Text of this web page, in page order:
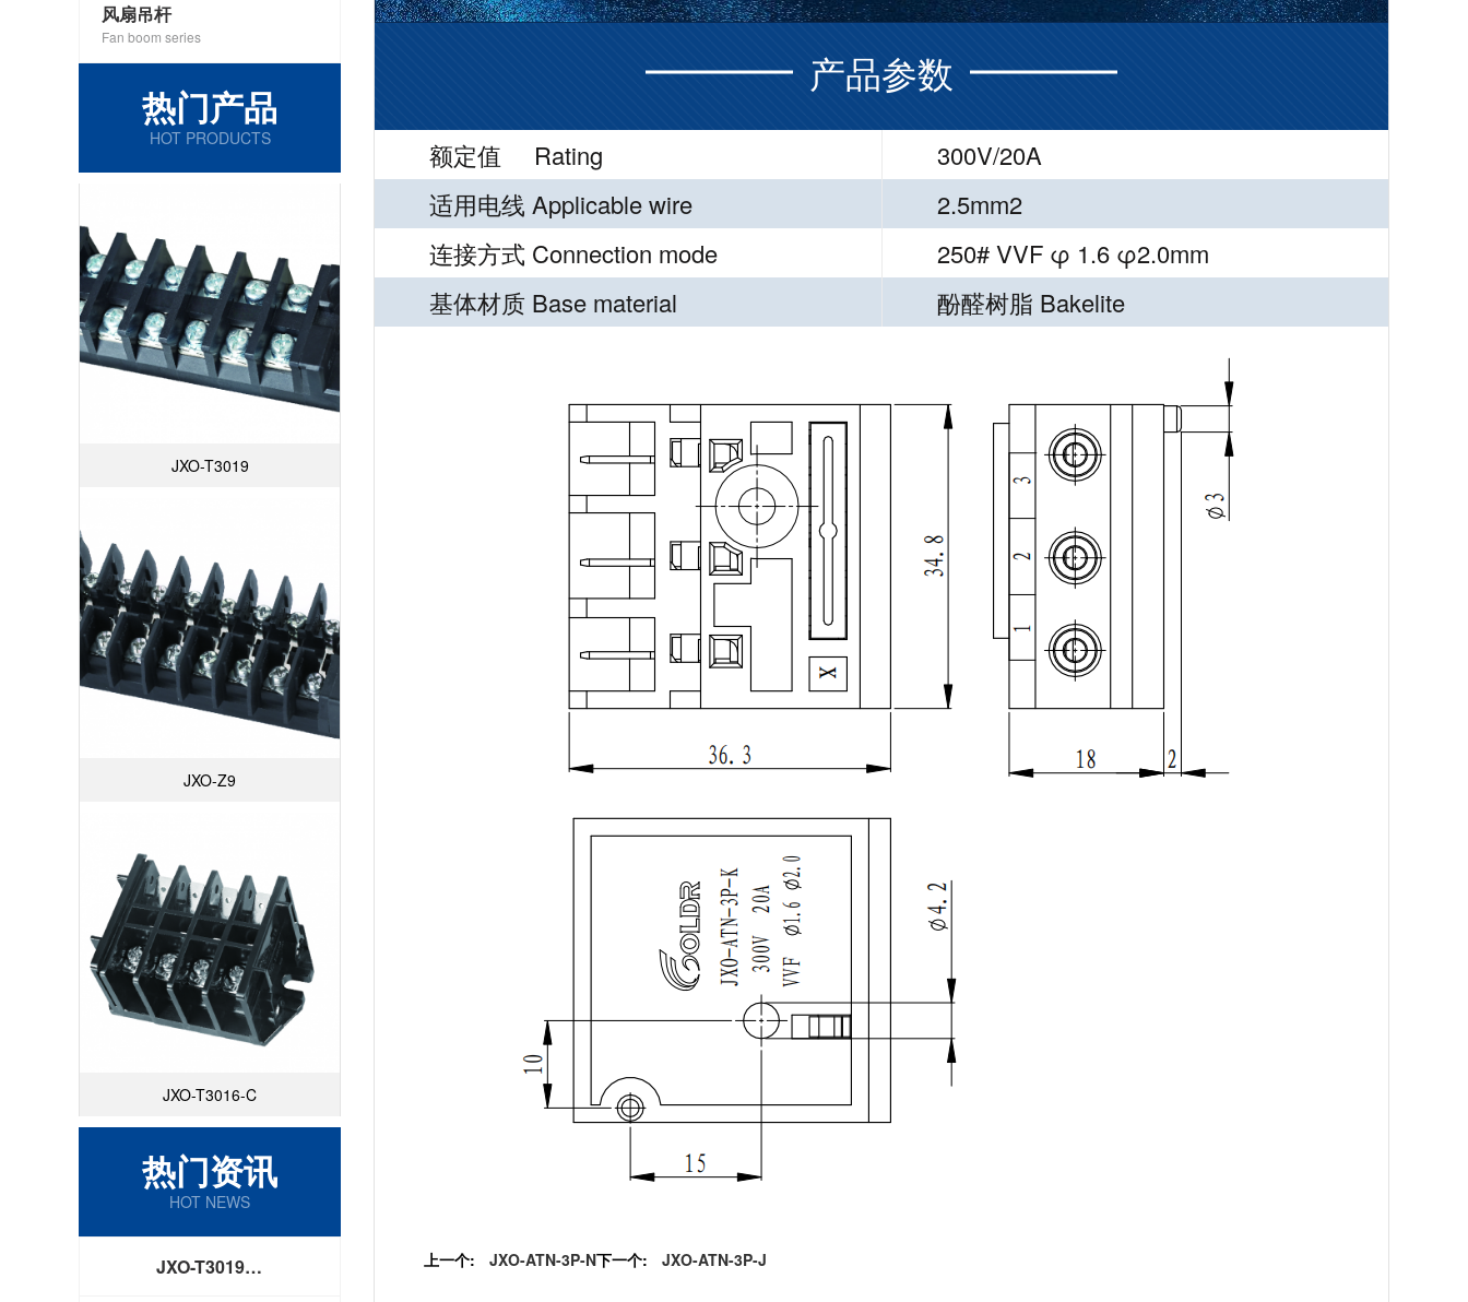
风扇吊杆
Fan boom series
热门产品
HOT PRODUCTS
JXO-T3019
JXO-Z9
JXO-T3016-C
热门资讯
HOT NEWS
JXO-T3019…
产品参数
额定值 Rating
300V/20A
适用电线 Applicable wire
2.5mm2
连接方式 Connection mode
250# VVF φ 1.6 φ2.0mm
基体材质 Base material
酚醛树脂 Bakelite
上一个: JXO-ATN-3P-N下一个: JXO-ATN-3P-J